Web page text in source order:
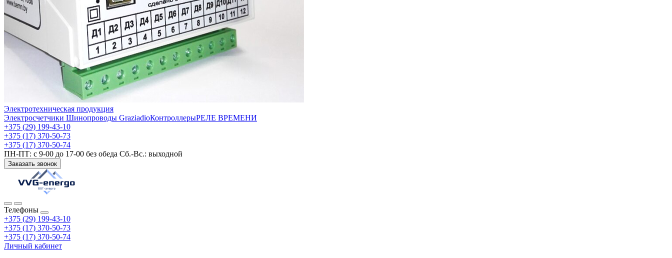
Электротехническая продукция
Электросчетчики Шинопроводы GraziadioКонтроллерыРЕЛЕ ВРЕМЕНИ
+375 (29) 199-43-10
+375 (17) 370-50-73
+375 (17) 370-50-74
ПН-ПТ: с 9-00 до 17-00 без обеда Сб.-Вс.: выходной
Заказать звонок
Телефоны
+375 (29) 199-43-10
+375 (17) 370-50-73
+375 (17) 370-50-74
Личный кабинет